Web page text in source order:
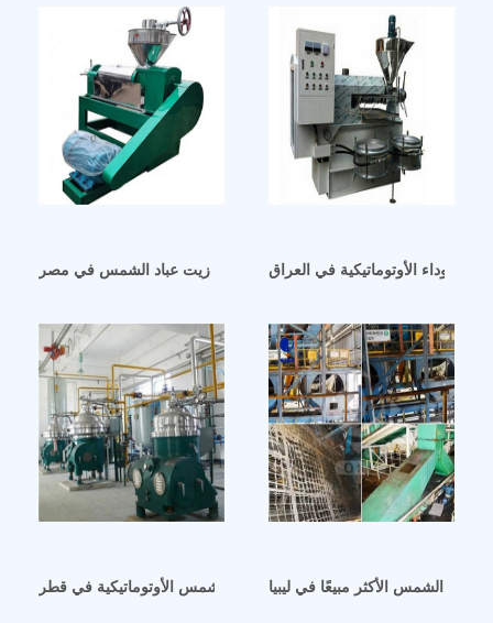
ماكينة صناعة زيت عباد الشمس صناعة زيت عباد الشمس في مصر
الأوتوماتيكية في العراق
ماكينة فلترة زيت عباد الشمس الأوتوماتيكية في قطرعباد الشمس الأكثر مبيعًا في ليبيا